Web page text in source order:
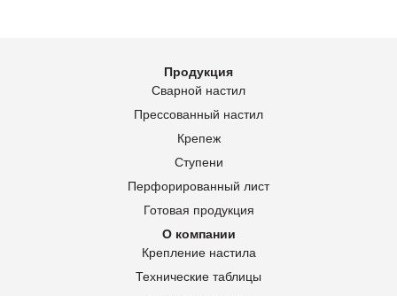
Продукция
Сварной настил
Прессованный настил
Крепеж
Ступени
Перфорированный лист
Готовая продукция
О компании
Крепление настила
Технические таблицы